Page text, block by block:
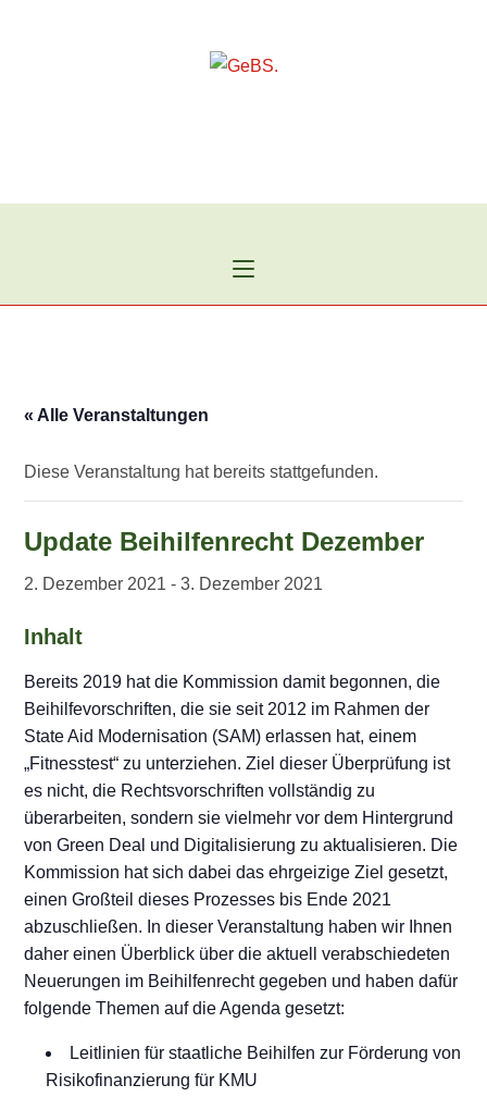
« Alle Veranstaltungen
Diese Veranstaltung hat bereits stattgefunden.
Update Beihilfenrecht Dezember
2. Dezember 2021 -3. Dezember 2021
Inhalt
Bereits 2019 hat die Kommission damit begonnen, die
Beihilfevorschriften, die sie seit 2012 im Rahmen der
State Aid Modernisation (SAM) erlassen hat, einem
„Fitnesstest“ zu unterziehen. Ziel dieser Überprüfung ist
es nicht, die Rechtsvorschriften vollständig zu
überarbeiten, sondern sie vielmehr vor dem Hintergrund
von Green Deal und Digitalisierung zu aktualisieren. Die
Kommission hat sich dabei das ehrgeizige Ziel gesetzt,
einen Großteil dieses Prozesses bis Ende 2021
abzuschließen. In dieser Veranstaltung haben wir Ihnen
daher einen Überblick über die aktuell verabschiedeten
Neuerungen im Beihilfenrecht gegeben und haben dafür
folgende Themen auf die Agenda gesetzt:
Leitlinien für staatliche Beihilfen zur Förderung von
Risikofinanzierung für KMU